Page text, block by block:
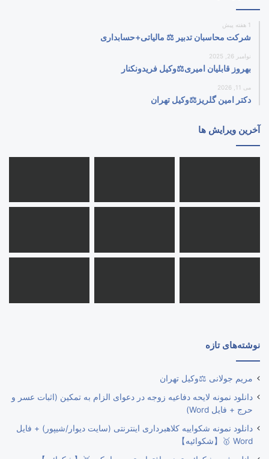
1 هفته پیش
شرکت محاسبان تدبیر ⚖️ مالیاتی+حسابداری
نوامبر 26, 2025
بهروز قابلیان امیری⚖️وکیل فریدونکنار
می 11, 2026
دکتر امین گلریز⚖️وکیل تهران
آخرین ویرایش ها
نوشته‌های تازه
مریم جولانی ⚖️وکیل تهران
دانلود نمونه لایحه دفاعیه زوجه در دعوای الزام به تمکین (اثبات عسر و
حرج + فایل Word)
دانلود نمونه شکواییه کلاهبرداری اینترنتی (سایت دیوار/شیپور) + فایل
Word 🥇【شکوائیه】